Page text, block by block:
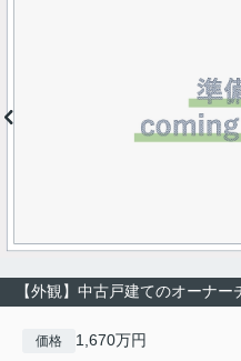
【外観】中古戸建てのオーナ
価格 1,670万円